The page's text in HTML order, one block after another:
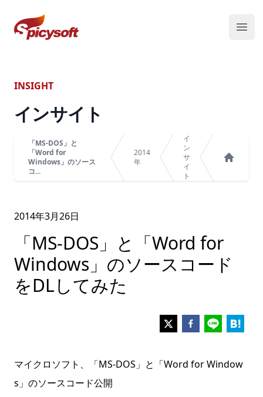
スパイシーソフト株式会社
メニ
INSIGHT
インサイト
「MS-DOS」と
「Word for
Windows」のソース
コ...
2014
年
イ
ン
サ
イ
ト
2014年3月26日
「MS-DOS」と「Word for
Windows」のソースコード
をDLしてみた
マイクロソフト、「MS-DOS」と「Word for Window
s」のソースコード公開